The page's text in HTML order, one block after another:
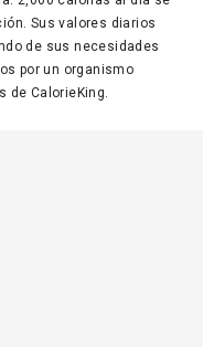
Sus valores diarios
de sus necesidades
por un organismo
de CalorieKing.